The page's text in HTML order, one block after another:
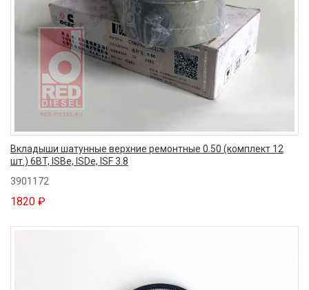
Вкладыши шатунные верхние ремонтные 0.50 (комплект 12
шт.) 6BT, ISBe, ISDe, ISF 3.8
3901172
1820 ₽